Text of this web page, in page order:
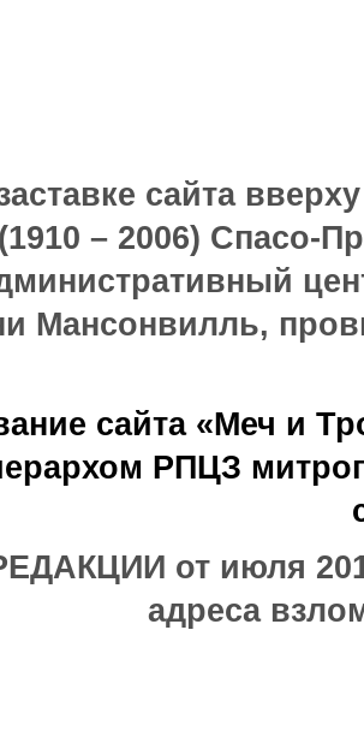
сайта
– 2006) Спасо-
Мансонвилль,
сайта «Меч и
РПЦЗ
от июля
адреса